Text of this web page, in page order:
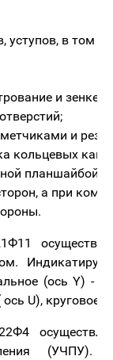
уступов, в том
и
и
кольцевых
планшайбой;
а при
(ось Y) -
U), круговое
(УЧПУ).